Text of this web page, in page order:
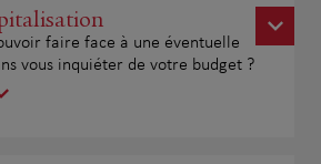
faire face à une éventuelle
vous inquiéter de votre budget ?